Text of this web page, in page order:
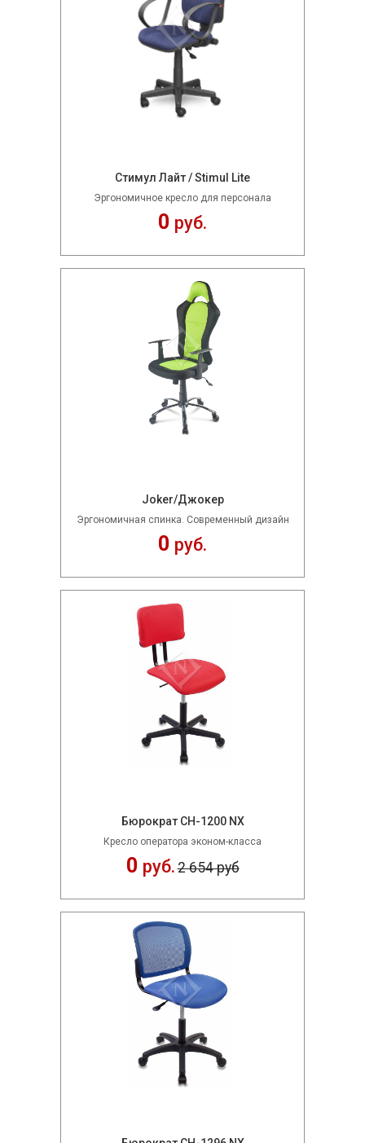
Стимул Лайт / Stimul Lite
Эргономичное кресло для персонала
0 руб.
Joker/Джокер
Эргономичная спинка. Современный дизайн
0 руб.
Бюрократ CH-1200 NX
Кресло оператора эконом-класса
0 руб.2 654 руб